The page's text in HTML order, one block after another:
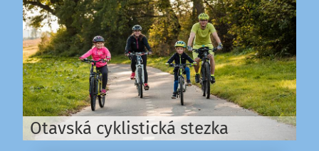
Otavská cyklistická stezka